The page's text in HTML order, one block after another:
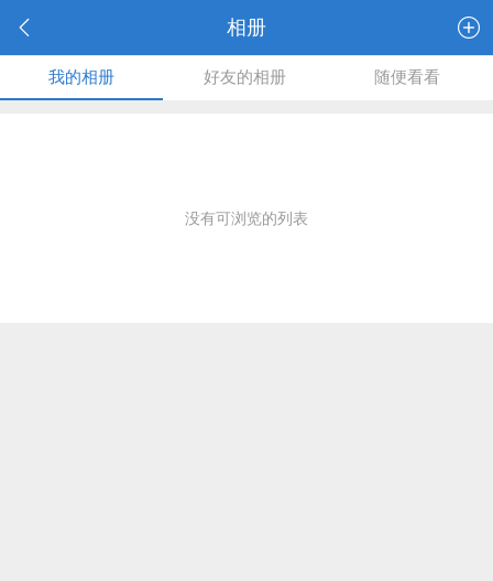
相册
我的相册 好友的相册 随便看看
没有可浏览的列表